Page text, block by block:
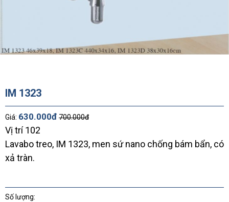
IM 1323
Giá: 630.000đ 700.000đ
Vị trí 102
Lavabo treo, IM 1323, men sứ nano chống bám bẩn, có
xả tràn.
Số lượng: